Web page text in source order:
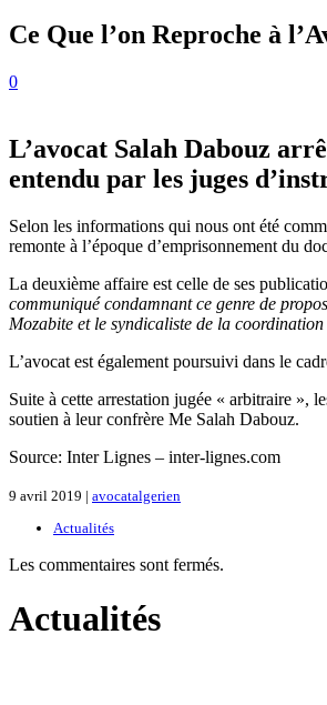
Ce Que l’on Reproche à
0
L’avocat Salah Dabouz
entendu par les juges
Selon les informations qui nous ont été
remonte à l’époque d’emprisonnement du
La deuxième affaire est celle de ses
communiqué condamnant ce genre de
Mozabite et le syndicaliste de la
L’avocat est également poursuivi dans le
Suite à cette arrestation jugée « arbitraire »,
soutien à leur confrère Me Salah Dabouz.
Source: Inter Lignes – inter-lignes.com
9 avril 2019 | avocatalgerien
Actualités
Les commentaires sont fermés.
Actualités